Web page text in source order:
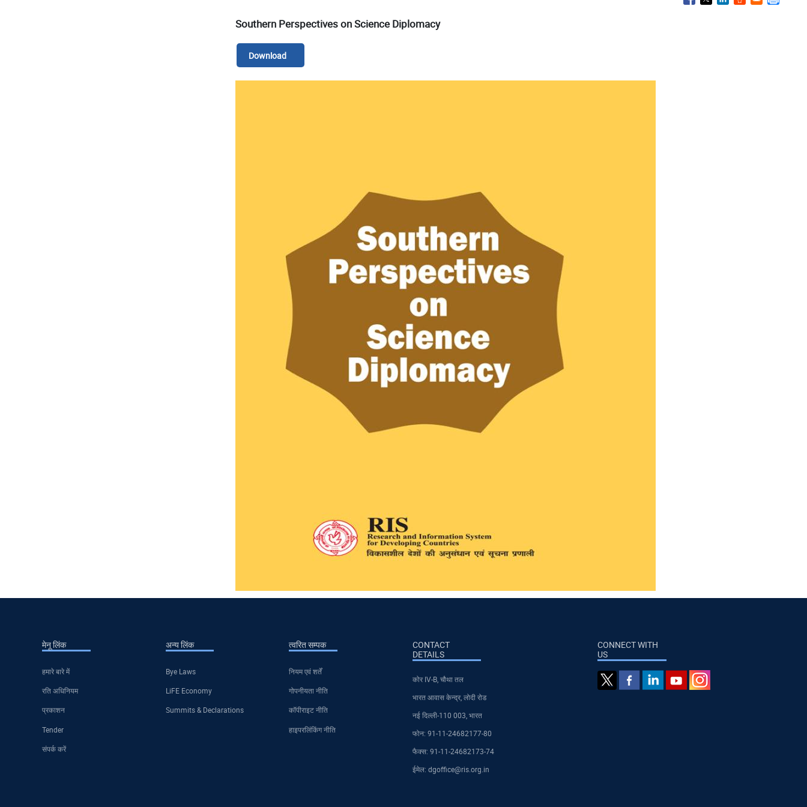
Southern Perspectives on Science Diplomacy
Download
मेनू लिंक
हमारे बारे में
रति अधिनियम
प्रकाशन
Tender
संपर्क करें
अन्य लिंक
Bye Laws
LiFE Economy
Summits & Declarations
त्वरित सम्पक
नियम एवं शर्तें
गोपनीयता नीति
कॉपीराइट नीति
हाइपरलिंकिंग नीति
CONTACT
DETAILS
कोर IV-B, चौथा तल
भारत आवास केन्द्र, लोदी रोड
नई दिल्ली-110 003, भारत
फोन: 91-11-24682177-80
फैक्स: 91-11-24682173-74
ईमेल: dgoffice@ris.org.in
CONNECT WITH
US